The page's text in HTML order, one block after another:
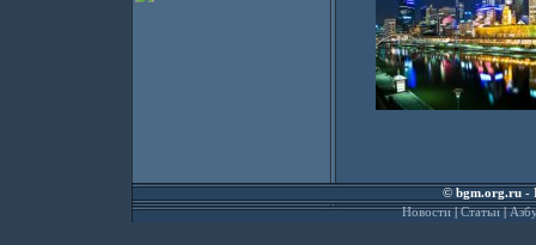
©bgm.org.ru-
Новости|Статьи|